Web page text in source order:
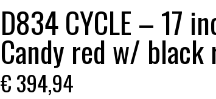
D834 CYCLE – 17
Candy red w/ black
€394,94